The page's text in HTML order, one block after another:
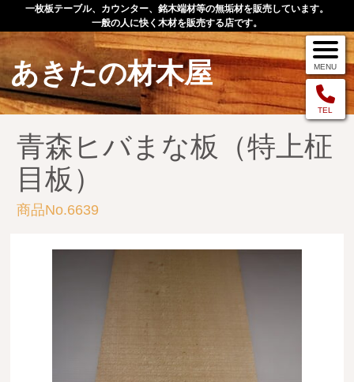
一枚板テーブル、カウンター、銘木端材等の無垢材を販売しています。
一般の人に快く木材を販売する店です。
あきたの材木屋
TEL
MENU
メニュー
TOP
作品例
手作りオーダー家具
店舗案内
送料・お支払い方法について
青森ヒバまな板（特上柾
目板）
商品No.6639